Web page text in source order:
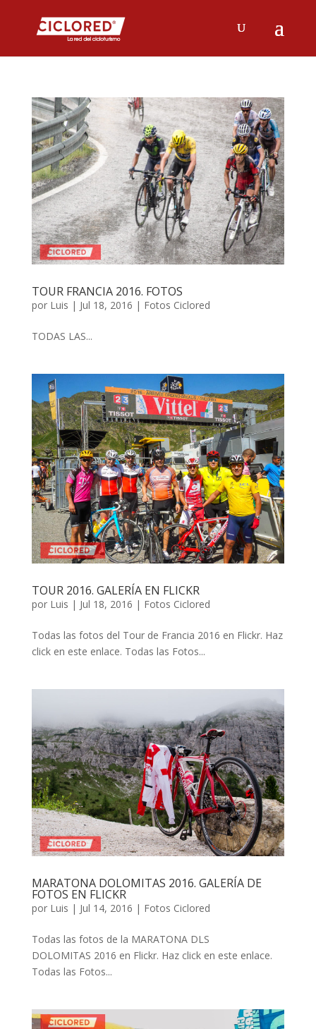
TOUR FRANCIA 2016. FOTOS
por Luis | Jul 18, 2016 | Fotos Ciclored
TODAS LAS...
TOUR 2016. GALERÍA EN FLICKR
por Luis | Jul 18, 2016 | Fotos Ciclored
Todas las fotos del Tour de Francia 2016 en Flickr. Haz
click en este enlace. Todas las Fotos...
MARATONA DOLOMITAS 2016. GALERÍA DE
FOTOS EN FLICKR
por Luis | Jul 14, 2016 | Fotos Ciclored
Todas las fotos de la MARATONA DLS
DOLOMITAS 2016 en Flickr. Haz click en este enlace.
Todas las Fotos...